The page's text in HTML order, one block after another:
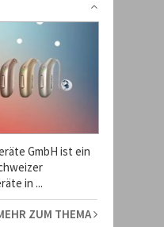
GmbH ist ein
in ...
ZUM THEMA